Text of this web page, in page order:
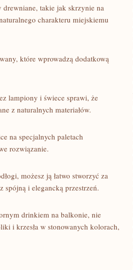
drewniane, ⁣takie jak ⁢skrzynie na
charakteru miejskiemu
które wprowadzą‍ dodatkową
lampiony i świece sprawi, że
z naturalnych materiałów.
na‍ specjalnych paletach
rozwiązanie.
możesz ją łatwo⁣ stworzyć za
spójną i ‍elegancką ⁢przestrzeń.
drinkiem⁤ na balkonie, nie
i krzesła w stonowanych‌ kolorach,